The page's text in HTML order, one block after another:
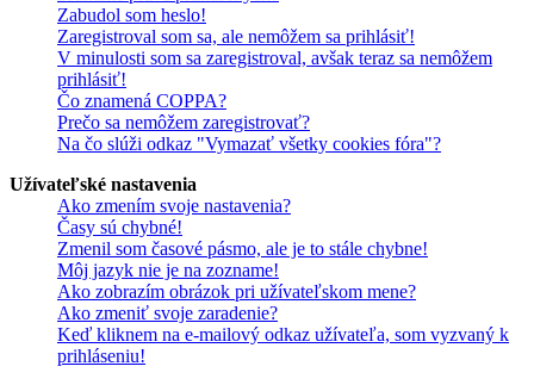
Zabudol som heslo!
Zaregistroval som sa, ale nemôžem sa prihlásiť!
V minulosti som sa zaregistroval, avšak teraz sa nemôžem
prihlásiť!
Čo znamená COPPA?
Prečo sa nemôžem zaregistrovať?
Na čo slúži odkaz "Vymazať všetky cookies fóra"?
Užívateľské nastavenia
Ako zmením svoje nastavenia?
Časy sú chybné!
Zmenil som časové pásmo, ale je to stále chybne!
Môj jazyk nie je na zozname!
Ako zobrazím obrázok pri užívateľskom mene?
Ako zmeniť svoje zaradenie?
Keď kliknem na e-mailový odkaz užívateľa, som vyzvaný k
prihláseniu!